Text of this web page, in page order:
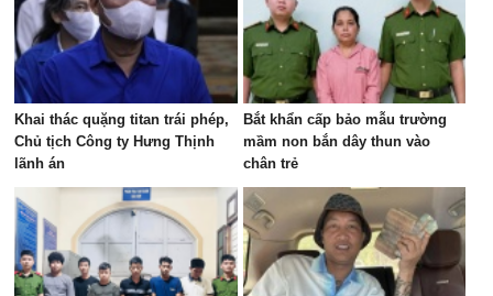
Khai thác quặng titan trái phép,
Chủ tịch Công ty Hưng Thịnh
lãnh án
Bắt khẩn cấp bảo mẫu trường
mầm non bắn dây thun vào
chân trẻ